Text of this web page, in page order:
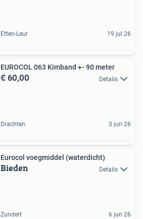
Etten-Leur 19 jul 26
EUROCOL 063 Kimband +- 90 meter
€ 60,00 Details
Drachten 3 jun 26
Eurocol voegmiddel (waterdicht)
Bieden Details
Zundert 6 jun 26